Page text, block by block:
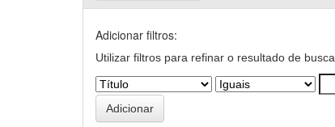
Adicionar filtros:
Utilizar filtros para refinar o resultado de busca.